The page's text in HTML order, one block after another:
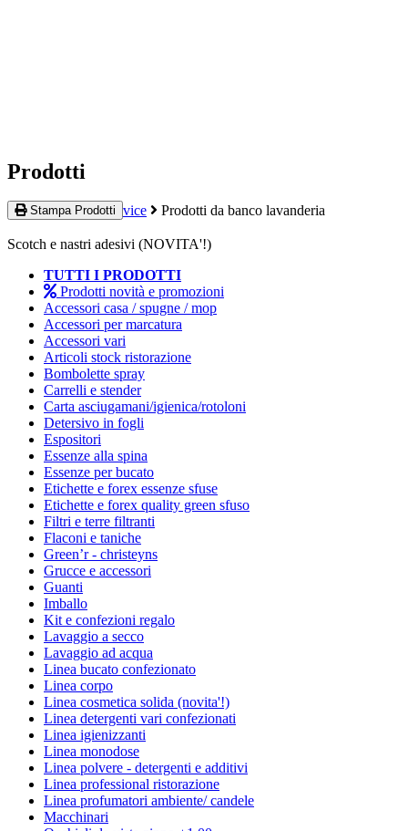
Prodotti
Home Quality Service Prodotti da banco lavanderia
Stampa Prodotti
Scotch e nastri adesivi (NOVITA'!)
TUTTI I PRODOTTI
Prodotti novità e promozioni
Accessori casa / spugne / mop
Accessori per marcatura
Accessori vari
Articoli stock ristorazione
Bombolette spray
Carrelli e stender
Carta asciugamani/igienica/rotoloni
Detersivo in fogli
Espositori
Essenze alla spina
Essenze per bucato
Etichette e forex essenze sfuse
Etichette e forex quality green sfuso
Filtri e terre filtranti
Flaconi e taniche
Green’r - christeyns
Grucce e accessori
Guanti
Imballo
Kit e confezioni regalo
Lavaggio a secco
Lavaggio ad acqua
Linea bucato confezionato
Linea corpo
Linea cosmetica solida (novita'!)
Linea detergenti vari confezionati
Linea igienizzanti
Linea monodose
Linea polvere - detergenti e additivi
Linea professional ristorazione
Linea profumatori ambiente/ candele
Macchinari